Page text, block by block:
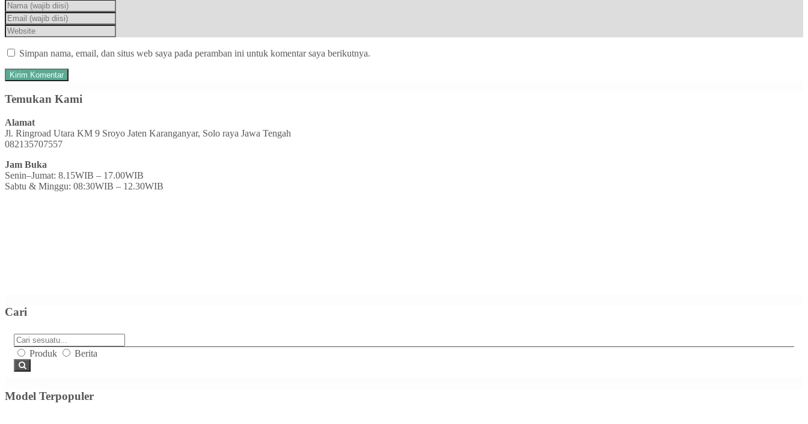
Simpan nama, email, dan situs web saya pada peramban ini untuk komentar saya berikutnya.
Temukan Kami
Alamat
Jl. Ringroad Utara KM 9 Sroyo Jaten Karanganyar, Solo raya Jawa Tengah
082135707557
Jam Buka
Senin–Jumat: 8.15WIB – 17.00WIB
Sabtu & Minggu: 08:30WIB – 12.30WIB
Cari
Produk Berita
Model Terpopuler